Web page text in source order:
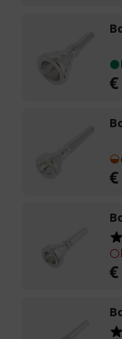
€
€
€